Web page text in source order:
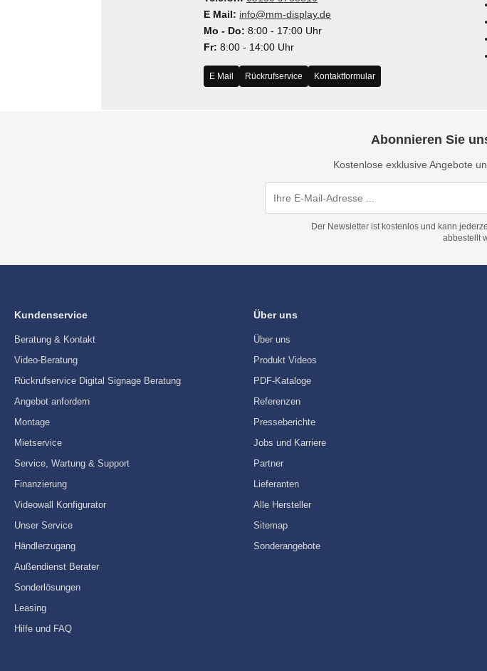
E Mail: info@mm-display.de
Mo - Do: 8:00 - 17:00 Uhr
Fr: 8:00 - 14:00 Uhr
E Mail Rückrufservice Kontaktformular
Abonnieren Sie
Kostenlose exklusive Angebote
Der Newsletter ist kostenlos und kann
abbestellt
Kundenservice
Beratung & Kontakt
Video-Beratung
Rückrufservice Digital Signage Beratung
Angebot anfordern
Montage
Mietservice
Service, Wartung & Support
Finanzierung
Videowall Konfigurator
Unser Service
Händlerzugang
Außendienst Berater
Sonderlösungen
Leasing
Hilfe und FAQ
Über uns
Über uns
Produkt Videos
PDF-Kataloge
Referenzen
Presseberichte
Jobs und Karriere
Partner
Lieferanten
Alle Hersteller
Sitemap
Sonderangebote